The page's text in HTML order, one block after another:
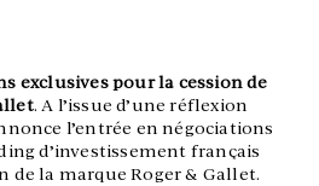
exclusives pour la cession de
. A l’issue d’une réflexion
l’entrée en négociations
d’investissement français
de la marque Roger & Gallet.